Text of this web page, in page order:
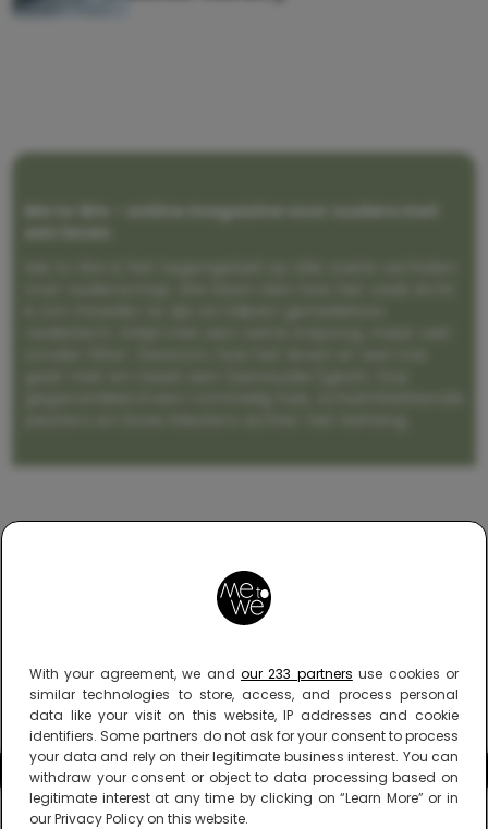
With your agreement, we and our 233 partners use cookies or
similar technologies to store, access, and process personal
data like your visit on this website, IP addresses and cookie
identifiers. Some partners do not ask for your consent to process
your data and rely on their legitimate business interest. You can
withdraw your consent or object to data processing based on
legitimate interest at any time by clicking on “Learn More” or in
our Privacy Policy on this website.
Me to We – online magazine voor ouders met